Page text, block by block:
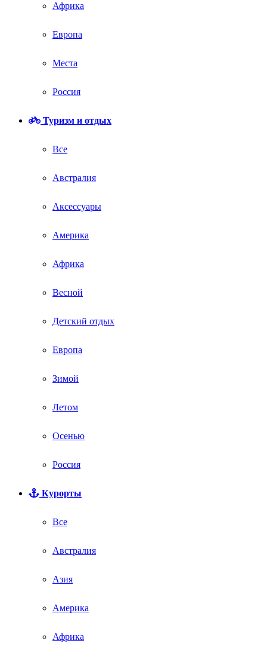
Африка
Европа
Места
Россия
Туризм и отдых
Все
Австралия
Аксессуары
Америка
Африка
Весной
Детский отдых
Европа
Зимой
Летом
Осенью
Россия
Курорты
Все
Австралия
Азия
Америка
Африка